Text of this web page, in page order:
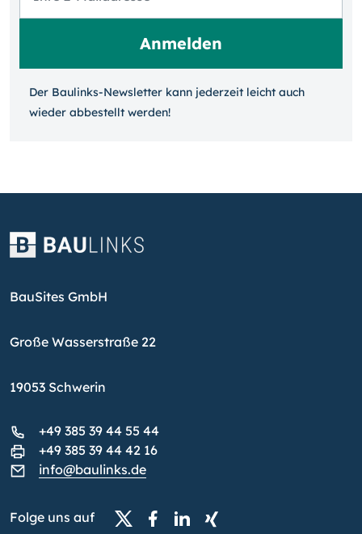
Der Baulinks-Newsletter kann jeder­zeit leicht auch
wieder ab­bestellt werden!
BauSites GmbH
Große Wasserstraße 22
19053 Schwerin
+49 385 39 44 55 44
+49 385 39 44 42 16
info@baulinks.de
Folge uns auf